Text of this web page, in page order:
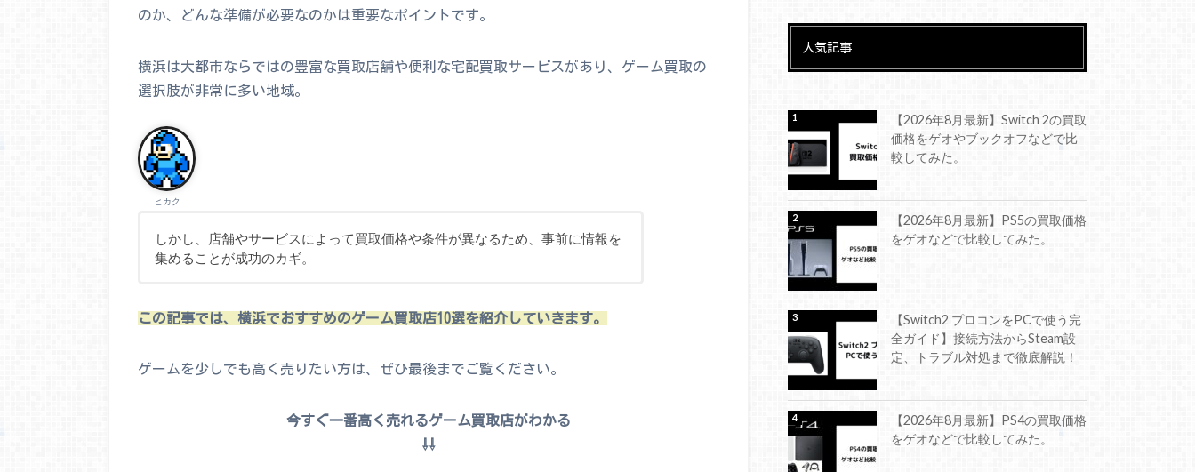
のか、どんな準備が必要なのかは重要なポイントです。
横浜は大都市ならではの豊富な買取店舗や便利な宅配買取サービスがあり、ゲーム買取の
選択肢が非常に多い地域。
ヒカク
しかし、店舗やサービスによって買取価格や条件が異なるため、事前に情報を
集めることが成功のカギ。
この記事では、横浜でおすすめのゲーム買取店10選を紹介していきます。
ゲームを少しでも高く売りたい方は、ぜひ最後までご覧ください。
今すぐ一番高く売れるゲーム買取店がわかる
⇩⇩
人気記事
【2026年8月最新】Switch 2の買取
価格をゲオやブックオフなどで比
較してみた。
【2026年8月最新】PS5の買取価格
をゲオなどで比較してみた。
【Switch2 プロコンをPCで使う完
全ガイド】接続方法からSteam設
定、トラブル対処まで徹底解説！
【2026年8月最新】PS4の買取価格
をゲオなどで比較してみた。